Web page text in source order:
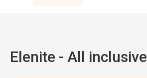
Elenite - All inclusive